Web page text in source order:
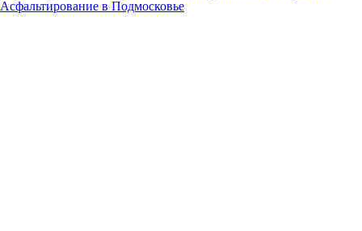
Асфальтирование в Подмосковье